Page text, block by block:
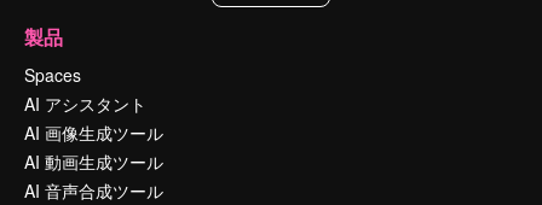
製品
Spaces
AI アシスタント
AI 画像生成ツール
AI 動画生成ツール
AI 音声合成ツール